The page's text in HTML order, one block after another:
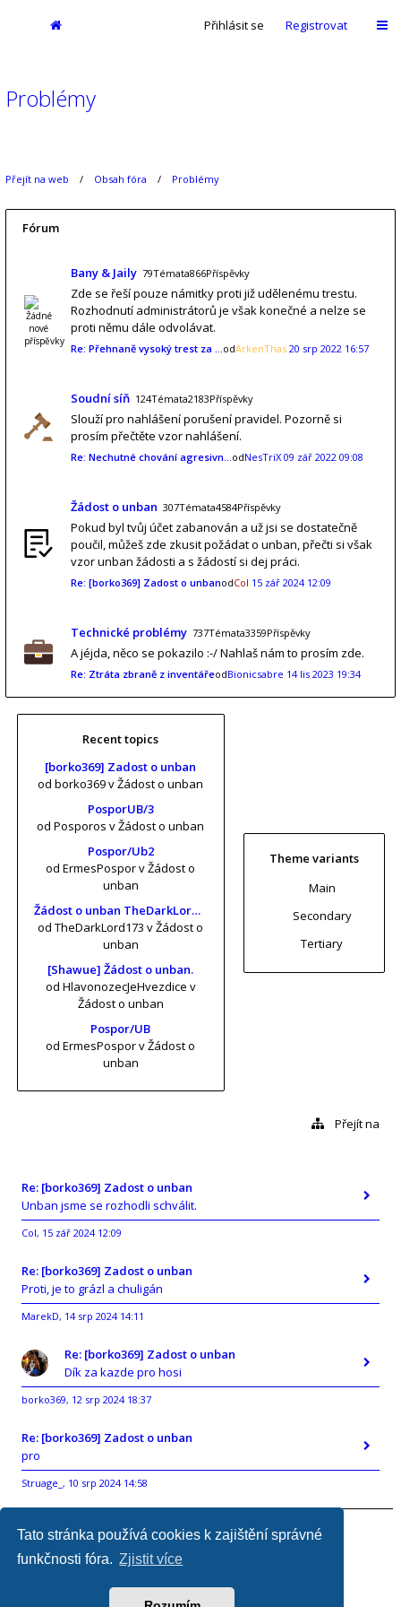
Tato stránka používá cookies k zajištění správné
funkčnosti fóra. Zjistit více
Přihlásit se Registrovat
Problémy
Přejít na web Obsah fóra Problémy
Fórum
Bany & Jaily 79Témata866Příspěvky
Zde se řeší pouze námitky proti již udělenému trestu.
Rozhodnutí administrátorů je však konečné a nelze se
proti němu dále odvolávat.
Re: Přehnaně vysoký trest za …odArkenThas 20 srp 2022 16:57
Soudní síň 124Témata2183Příspěvky
Slouží pro nahlášení porušení pravidel. Pozorně si
prosím přečtěte vzor nahlášení.
Re: Nechutné chování agresivn…odNesTriX 09 zář 2022 09:08
Žádost o unban 307Témata4584Příspěvky
Pokud byl tvůj účet zabanován a už jsi se dostatečně
poučil, můžeš zde zkusit požádat o unban, přečti si však
vzor unban žádosti a s žádostí si dej práci.
Re: [borko369] Zadost o unbanodCol 15 zář 2024 12:09
Technické problémy 737Témata3359Příspěvky
A jéjda, něco se pokazilo :-/ Nahlaš nám to prosím zde.
Re: Ztráta zbraně z inventářeodBionicsabre 14 lis 2023 19:34
Recent topics
[borko369] Zadost o unban
od borko369v Žádost o unban
PosporUB/3
od Posporos v Žádost o unban
Pospor/Ub2
od ErmesPosporv Žádost o
unban
Žádost o unban TheDarkLord173 (risa11, KrtkuvDort, MrKrabs) [vol. 2]
od TheDarkLord173 v Žádost o
unban
[Shawue] Žádost o unban.
od HlavonozecJeHvezdice v
Žádost o unban
Pospor/UB
od ErmesPosporv Žádost o
unban
Theme variants
Main
Secondary
Tertiary
Přejít na
Re: [borko369] Zadost o unban
Unban jsme se rozhodli schválit.
Col, 15 zář 2024 12:09
Re: [borko369] Zadost o unban
Proti, je to grázl a chuligán
MarekD, 14 srp 2024 14:11
Re: [borko369] Zadost o unban
Dík za kazde pro hosi
borko369, 12 srp 2024 18:37
Re: [borko369] Zadost o unban
pro
Struage_ , 10 srp 2024 14:58
Právě je 10 srp 2026 13:22